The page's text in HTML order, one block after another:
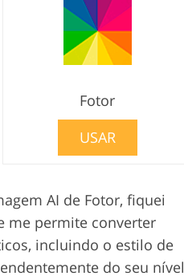
Fotor
USAR
AI de Fotor, fiquei
me permite converter
incluindo o estilo de
do seu nível